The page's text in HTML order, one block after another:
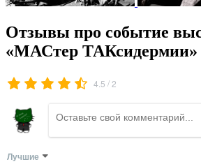
Отзывы про событие
«МАСтер ТАКсидермии»
4.5 /2
Лучшие